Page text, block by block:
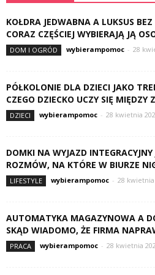
KOŁDRA JEDWABNA A LUKSUS
CORAZ CZĘŚCIEJ WYBIERAJĄ JĄ
DOM I OGRÓD wybierampomoc - 28
PÓŁKOLONIE DLA DZIECI JAKO
CZEGO DZIECKO UCZY SIĘ MIĘDZY
DZIECI wybierampomoc - 28 kwietnia
DOMKI NA WYJAZD
ROZMÓW, NA KTÓRE W BIURZE
LIFESTYLE wybierampomoc - 28 kwietnia
AUTOMATYKA MAGAZYNOWA A
SKĄD WIADOMO, ŻE FIRMA
PRACA wybierampomoc - 28 kwietnia